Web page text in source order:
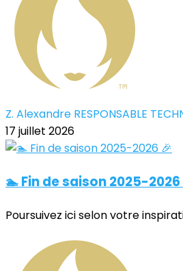
Z. Alexandre RESPONSABLE
17 juillet 2026
🏊 Fin de saison 2025-2026
Poursuivez ici selon votre